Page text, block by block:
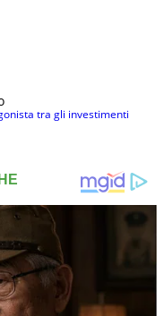
tra gli investimenti